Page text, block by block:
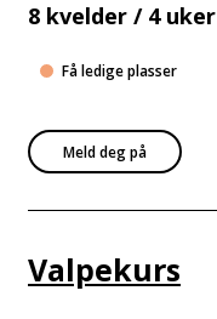
8 kvelder / 4 uker
Meld deg på
Få ledige plasser
Valpekurs